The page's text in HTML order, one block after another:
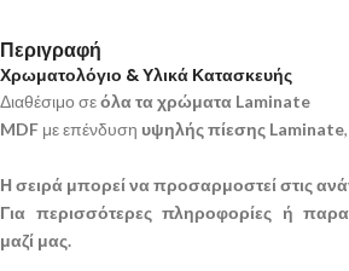
Περιγραφή
Χρωματολόγιο & Υλικά Κατασκευής
Διαθέσιμο σεόλα τα χρώματα Laminate
MDF με επένδυση υψηλής πίεσης Laminate
Η σειρά μπορεί να προσαρμοστεί στις
Για περισσότερες πληροφορίες ή
μαζί μας.